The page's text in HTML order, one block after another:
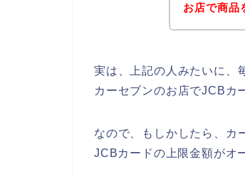
お店で商品
実は、上記の人みたいに、
カーセブンのお店でJCBカ
なので、もしかしたら、カ
JCBカードの上限金額がオ